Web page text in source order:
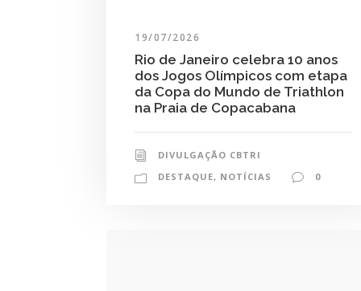
19/07/2026
Rio de Janeiro celebra 10 anos
dos Jogos Olímpicos com etapa
da Copa do Mundo de Triathlon
na Praia de Copacabana
DIVULGAÇÃO CBTRI
DESTAQUE, NOTÍCIAS 0